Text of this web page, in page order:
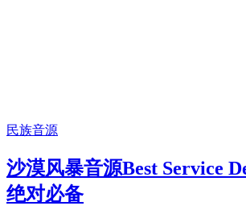
民族音源
沙漠风暴音源Best Service
绝对必备